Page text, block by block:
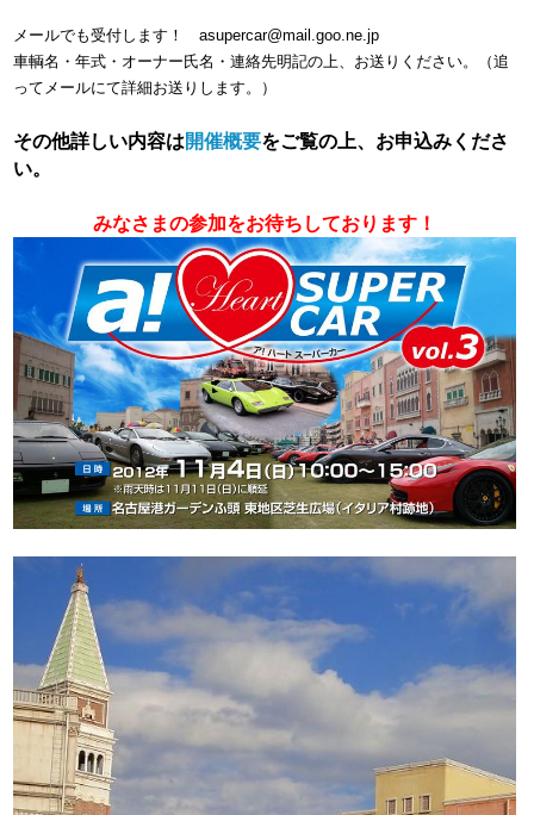
メールでも受付します！ asupercar@mail.goo.ne.jp
車輌名・年式・オーナー氏名・連絡先明記の上、お送りください。（追
ってメールにて詳細お送りします。）
その他詳しい内容は開催概要をご覧の上、お申込みくださ
い。
みなさまの参加をお待ちしております！